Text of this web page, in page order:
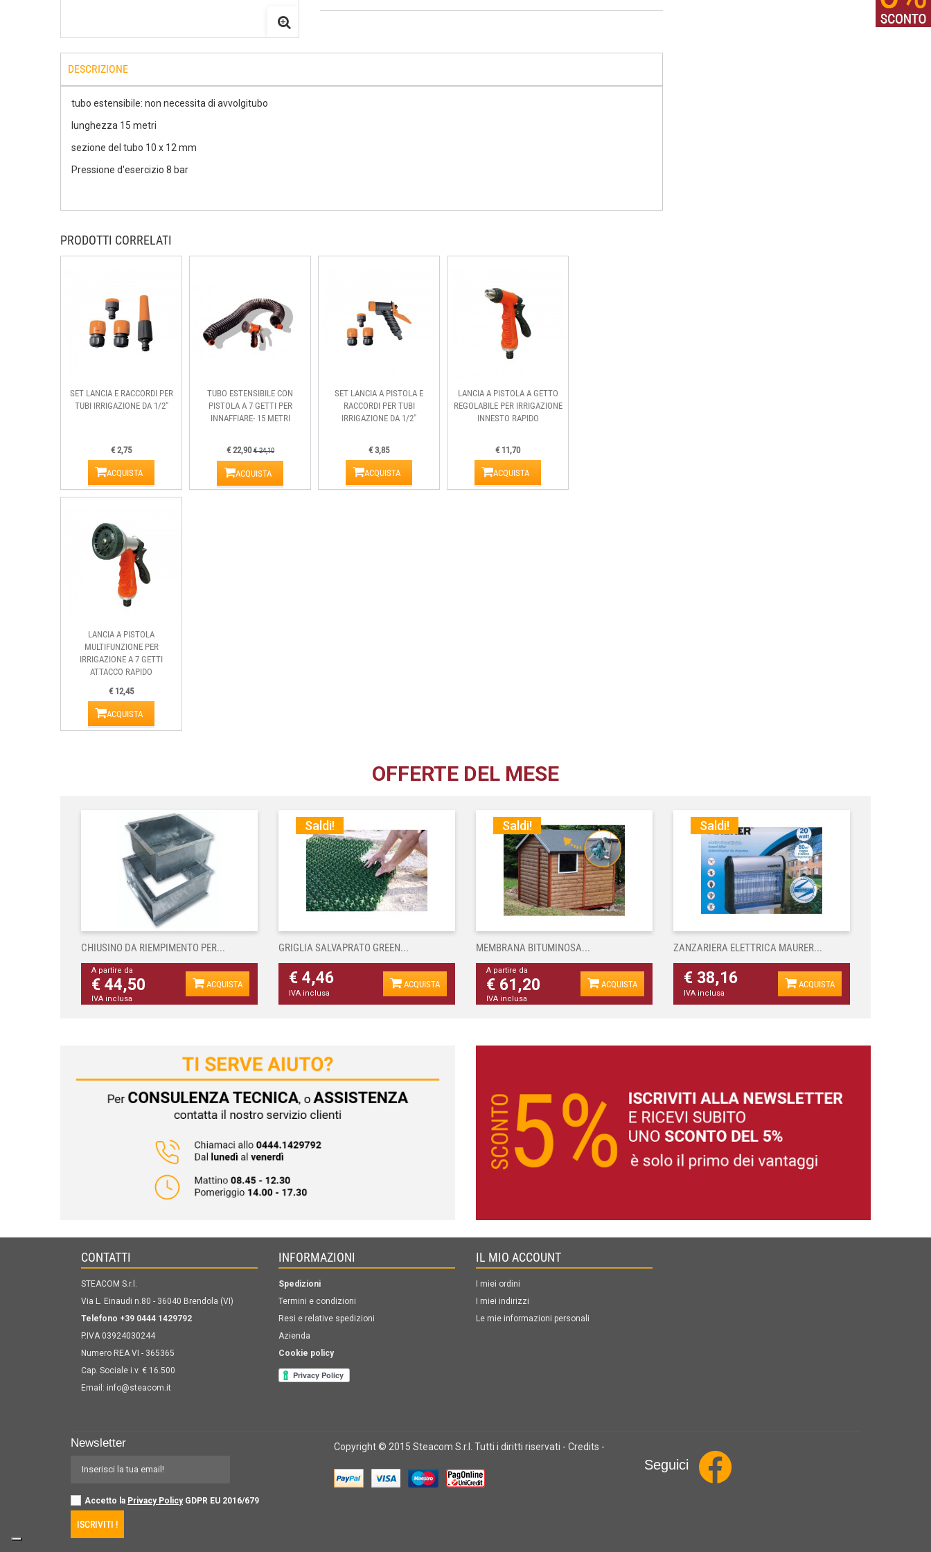
DESCRIZIONE
tubo estensibile: non necessita di avvolgitubo
lunghezza 15 metri
sezione del tubo 10 x 12 mm
Pressione d'esercizio 8 bar
PRODOTTI CORRELATI
SET LANCIA E RACCORDI PER
TUBI IRRIGAZIONE DA 1/2"
€ 2,75
ACQUISTA
TUBO ESTENSIBILE CON
PISTOLA A 7 GETTI PER
INNAFFIARE- 15 METRI
€ 22,90€ 24,10
ACQUISTA
SET LANCIA A PISTOLA E
RACCORDI PER TUBI
IRRIGAZIONE DA 1/2"
€ 3,85
ACQUISTA
LANCIA A PISTOLA A GETTO
REGOLABILE PER IRRIGAZIONE
INNESTO RAPIDO
€ 11,70
ACQUISTA
LANCIA A PISTOLA
MULTIFUNZIONE PER
IRRIGAZIONE A 7 GETTI
ATTACCO RAPIDO
€ 12,45
ACQUISTA
OFFERTE DEL MESE
CHIUSINO DA RIEMPIMENTO PER...
A partire da
€ 44,50
IVA inclusa
ACQUISTA
Saldi!
GRIGLIA SALVAPRATO GREEN...
€ 4,46
IVA inclusa
ACQUISTA
Saldi!
MEMBRANA BITUMINOSA...
A partire da
€ 61,20
IVA inclusa
ACQUISTA
Saldi!
ZANZARIERA ELETTRICA MAURER...
€ 38,16
IVA inclusa
ACQUISTA
CONTATTI
STEACOM S.r.l.
Via L. Einaudi n.80 - 36040 Brendola (VI)
Telefono +39 0444 1429792
P.IVA 03924030244
Numero REA VI - 365365
Cap. Sociale i.v. € 16.500
Email: info@steacom.it
INFORMAZIONI
Spedizioni
Termini e condizioni
Resi e relative spedizioni
Azienda
Cookie policy
IL MIO ACCOUNT
I miei ordini
I miei indirizzi
Le mie informazioni personali
Newsletter
Accetto la Privacy PolicyGDPR EU 2016/679
ISCRIVITI !
Copyright © 2015 Steacom S.r.l. Tutti i diritti riservati - Credits -
Seguici